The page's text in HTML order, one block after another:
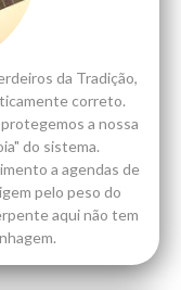
da Tradição,
correto.
a nossa
do sistema.
a agendas de
pelo peso do
aqui não tem